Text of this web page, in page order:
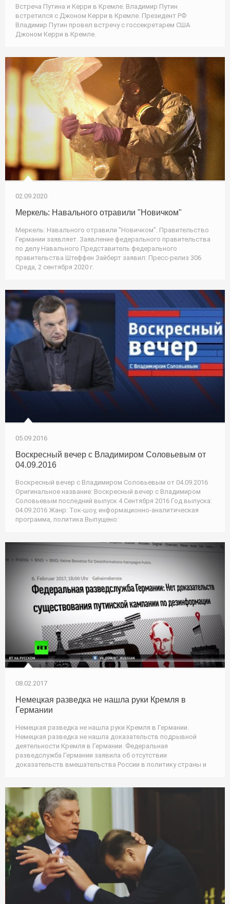
Встреча Путина и Керри в Кремле. Владимир Путин
встретился с Джоном Керри в Кремле. Президент РФ
Владимир Путин провел встречу с госсекретарем США
Джоном Керри в Кремле.
02.09.2020
Меркель: Навального отравили "Новичком"
Меркель: Навального отравили "Новичком". Правительство
Германии заявляет. Заявление федерального правительства
по делу Навального Представитель федерального
правительства Штеффен Зайберт заявил: Пресс-релиз 306
Среда, 2 сентября 2020 г.
05.09.2016
Воскресный вечер с Владимиром Соловьевым от
04.09.2016
Воскресный вечер с Владимиром Соловьевым от 04.09.2016
Оригинальное название: Воскресный вечер с Владимиром
Соловьевым последний выпуск 4 Сентября 2016 Год выпуска:
04.09.2016 Жанр: Ток-шоу, информационно-аналитическая
программа, политика Выпущено:
08.02.2017
Немецкая разведка не нашла руки Кремля в
Германии
Немецкая разведка не нашла руки Кремля в Германии.
Немецкая разведка не нашла доказательств подрывной
деятельности Кремля в Германии. Федеральная
разведслужба Германии заявила об отсутствии
доказательств вмешательства России в политику страны и